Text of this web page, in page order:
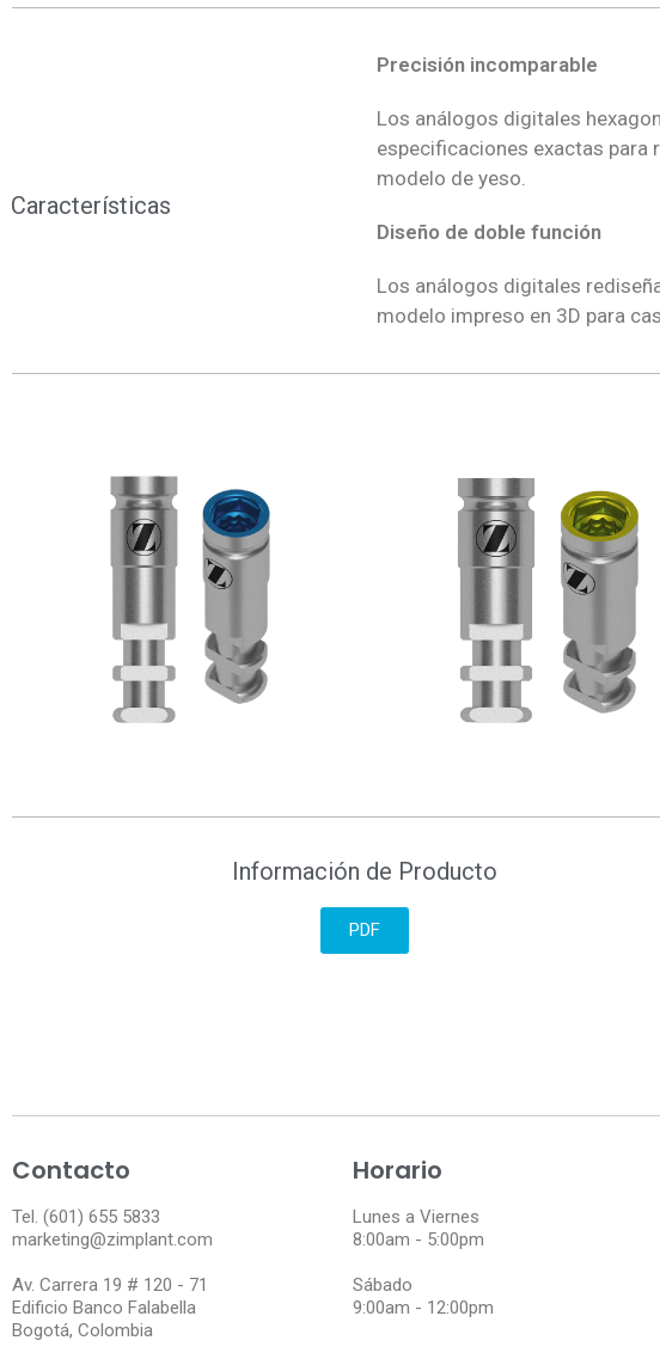
Características
Precisión incomparable
Los análogos digitales
especificaciones exactas para
modelo de yeso.
Diseño de doble función
Los análogos digitales
modelo impreso en 3D para
Información de Producto
PDF
Contacto
Tel. (601) 655 5833
marketing@zimplant.com
Av. Carrera 19 # 120 - 71
Edificio Banco Falabella
Bogotá, Colombia
Horario
Lunes a Viernes
8:00am - 5:00pm
Sábado
9:00am - 12:00pm